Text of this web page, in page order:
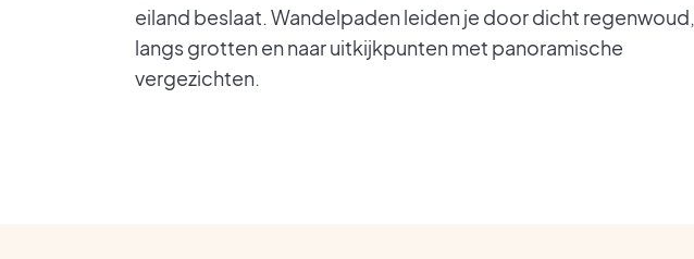
eiland beslaat. Wandelpaden leiden je door dicht regenwoud,
langs grotten en naar uitkijkpunten met panoramische
vergezichten.